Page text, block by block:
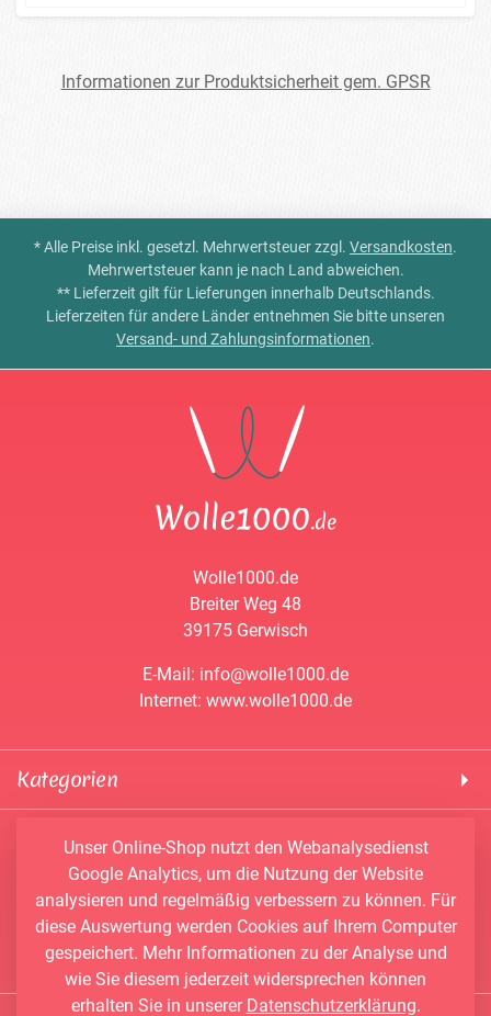
Informationen zur Produktsicherheit gem. GPSR
* Alle Preise inkl. gesetzl. Mehrwertsteuer zzgl. Versandkosten.
Mehrwertsteuer kann je nach Land abweichen.
** Lieferzeit gilt für Lieferungen innerhalb Deutschlands.
Lieferzeiten für andere Länder entnehmen Sie bitte unseren
Versand- und Zahlungsinformationen.
Wolle1000.de
Breiter Weg 48
39175 Gerwisch
E-Mail: info@wolle1000.de
Internet: www.wolle1000.de
Kategorien
ALIZE Yarns
Bobbel
Bobbiny
Chenille Garne
Himalaya Yarns
Konengarn
Service & Informationen
Konto
Newsletter
Kontakt
Angebote
Händler-Shop
Vertrag widerrufen
Unser Online-Shop nutzt den Webanalysedienst
Google Analytics, um die Nutzung der Website
analysieren und regelmäßig verbessern zu können. Für
diese Auswertung werden Cookies auf Ihrem Computer
gespeichert. Mehr Informationen zu der Analyse und
wie Sie diesem jederzeit widersprechen können
erhalten Sie in unserer Datenschutzerklärung.